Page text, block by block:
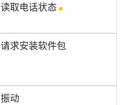
读取电话状态
请求安装软件包
振动